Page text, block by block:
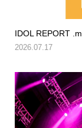
IDOL REPORT
2026.07.17